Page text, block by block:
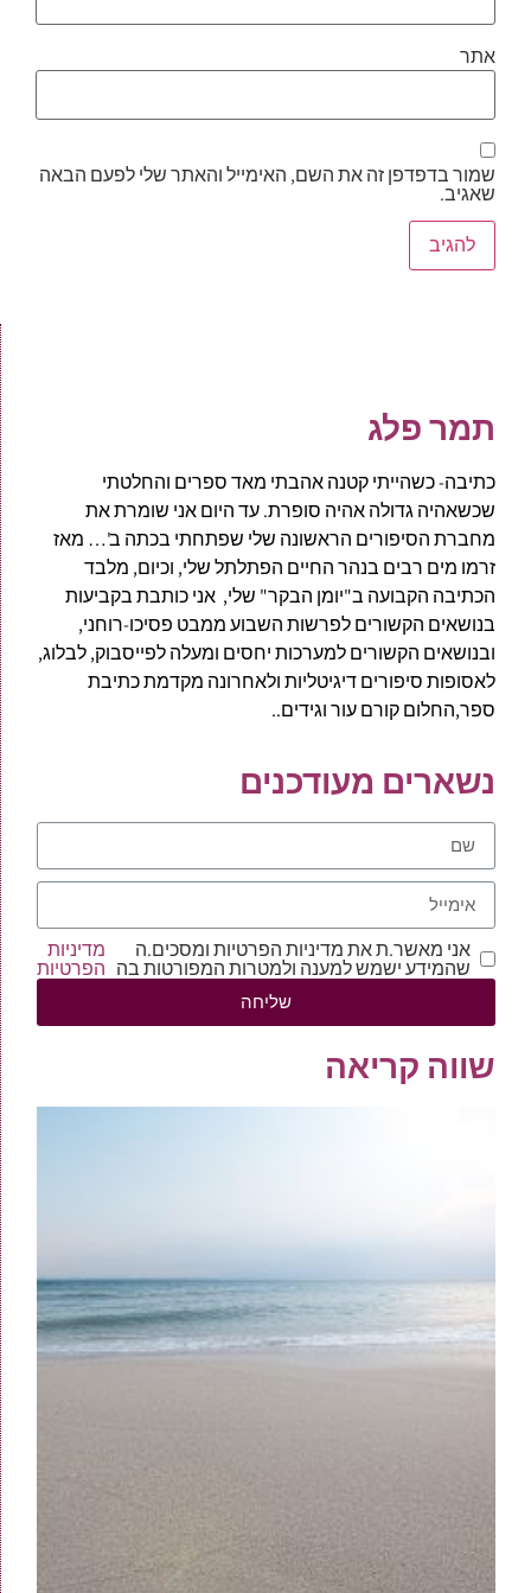
תמר פלג
כתיבה- כשהייתי קטנה אהבתי מאד ספרים והחלטתי
שכשאהיה גדולה אהיה סופרת. עד היום אני שומרת את
מחברת הסיפורים הראשונה שלי שפתחתי בכתה ב'… מאז
זרמו מים רבים בנהר החיים הפתלתל שלי, וכיום, מלבד
הכתיבה הקבועה ב"יומן הבקר" שלי, אני כותבת בקביעות
בנושאים הקשורים לפרשות השבוע ממבט פסיכו-רוחני,
ובנושאים הקשורים למערכות יחסים ומעלה לפייסבוק, לבלוג,
לאסופות סיפורים דיגיטליות ולאחרונה מקדמת כתיבת
ספר,החלום קורם עור וגידים..
נשארים מעודכנים
אני מאשר.ת את מדיניות הפרטיות ומסכים.ה
שהמידע ישמש למענה ולמטרות המפורטות בה
מדיניות
הפרטיות
שליחה
שווה קריאה
אתר
שמור בדפדפן זה את השם, האימייל והאתר שלי לפעם הבאה
שאגיב.